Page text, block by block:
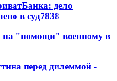
дело
в суд7838
"помощи" военному в
перед дилеммой -